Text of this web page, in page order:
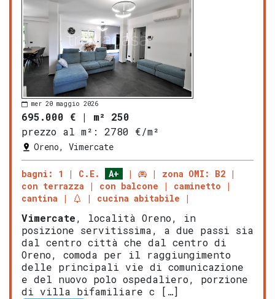
mer 20 maggio 2026
695.000 € | m² 250
prezzo al m²:
2780 €/m²
Oreno, Vimercate
bagni: 1 C.E. A+
zona OMI: B2
con terrazza
con balcone
caminetto
cantina
cucina abitabile
Vimercate, località Oreno, in
posizione servitissima, a due passi sia
dal centro città che dal centro di
Oreno, comoda per il raggiungimento
delle principali vie di comunicazione
e del nuovo polo ospedaliero, porzione
di villa bifamiliare c […]